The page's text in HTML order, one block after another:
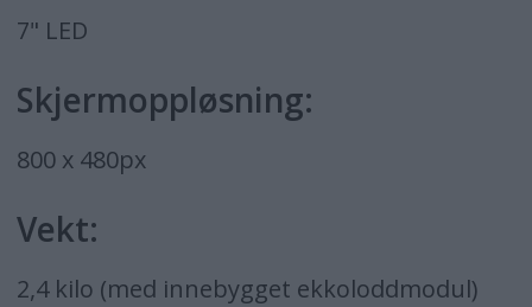
7" LED
Skjermoppløsning:
800 x 480px
Vekt:
2,4 kilo (med innebygget ekkoloddmodul)